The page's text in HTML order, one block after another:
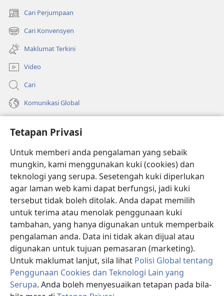
Tetapan Privasi
Untuk memberi anda pengalaman yang sebaik
mungkin, kami menggunakan kuki (cookies) dan
teknologi yang serupa. Sesetengah kuki diperlukan
agar laman web kami dapat berfungsi, jadi kuki
tersebut tidak boleh ditolak. Anda dapat memilih
untuk terima atau menolak penggunaan kuki
tambahan, yang hanya digunakan untuk memperbaik
pengalaman anda. Data ini tidak akan dijual atau
digunakan untuk tujuan pemasaran (marketing).
Untuk maklumat lanjut, sila lihat Polisi Global tentang
Penggunaan Cookies dan Teknologi Lain yang
Serupa. Anda boleh menyesuaikan tetapan pada bila-
Cari Perjumpaan
(membuka
tetingkap
baharu)
Cari Konvensyen
(membuka
tetingkap
baharu)
Maklumat Terkini
Video
Cari
Komunikasi Global
(membuka
tetingkap
baharu)PERPUSTAKAAN DALAM TALIAN Watchtower
(membuka
tetingkap
baharu)JW Hub
(membuka
tetingkap
baharu)
®
Watchtower Library®
Copyright© 2026 Watch Tower Bible and Tract Society of Pennsylvania.